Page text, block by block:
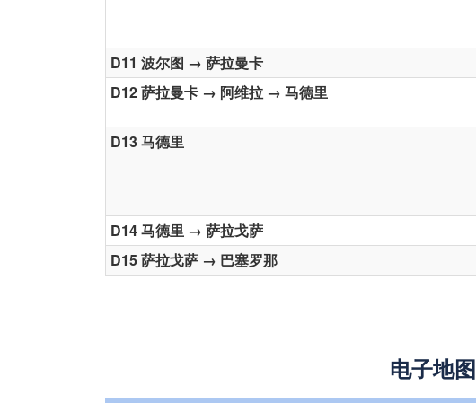
D11 波尔图 → 萨拉曼卡
D12 萨拉曼卡 → 阿维拉 → 马德里
D13 马德里
D14 马德里 → 萨拉戈萨
D15 萨拉戈萨 → 巴塞罗那
电子地图